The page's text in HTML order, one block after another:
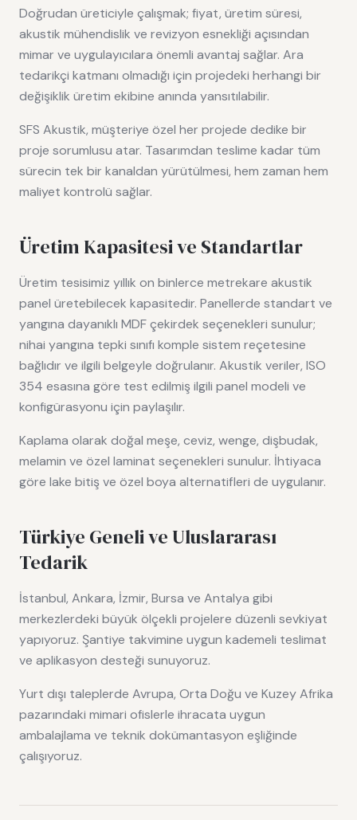
Doğrudan üreticiyle çalışmak; fiyat, üretim süresi,
akustik mühendislik ve revizyon esnekliği açısından
mimar ve uygulayıcılara önemli avantaj sağlar. Ara
tedarikçi katmanı olmadığı için projedeki herhangi bir
değişiklik üretim ekibine anında yansıtılabilir.
SFS Akustik, müşteriye özel her projede dedike bir
proje sorumlusu atar. Tasarımdan teslime kadar tüm
sürecin tek bir kanaldan yürütülmesi, hem zaman hem
maliyet kontrolü sağlar.
Üretim Kapasitesi ve Standartlar
Üretim tesisimiz yıllık on binlerce metrekare akustik
panel üretebilecek kapasitedir. Panellerde standart ve
yangına dayanıklı MDF çekirdek seçenekleri sunulur;
nihai yangına tepki sınıfı komple sistem reçetesine
bağlıdır ve ilgili belgeyle doğrulanır. Akustik veriler, ISO
354 esasına göre test edilmiş ilgili panel modeli ve
konfigürasyonu için paylaşılır.
Kaplama olarak doğal meşe, ceviz, wenge, dişbudak,
melamin ve özel laminat seçenekleri sunulur. İhtiyaca
göre lake bitiş ve özel boya alternatifleri de uygulanır.
Türkiye Geneli ve Uluslararası
Tedarik
İstanbul, Ankara, İzmir, Bursa ve Antalya gibi
merkezlerdeki büyük ölçekli projelere düzenli sevkiyat
yapıyoruz. Şantiye takvimine uygun kademeli teslimat
ve aplikasyon desteği sunuyoruz.
Yurt dışı taleplerde Avrupa, Orta Doğu ve Kuzey Afrika
pazarındaki mimari ofislerle ihracata uygun
ambalajlama ve teknik dokümantasyon eşliğinde
çalışıyoruz.